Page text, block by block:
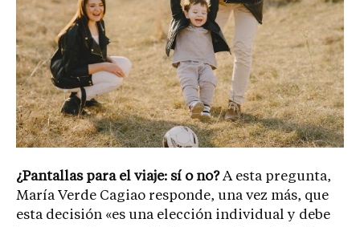
¿Pantallas para el viaje: sí o no?A esta pregunta,
María Verde Cagiao responde, una vez más, que
esta decisión «es una elección individual y debe